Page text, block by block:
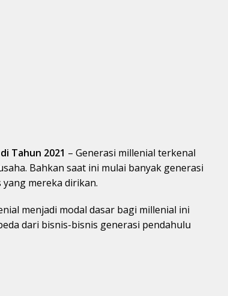
Tahun 2021 – Generasi millenial terkenal
Bahkan saat ini mulai banyak generasi
mereka dirikan.
menjadi modal dasar bagi millenial ini
dari bisnis-bisnis generasi pendahulu